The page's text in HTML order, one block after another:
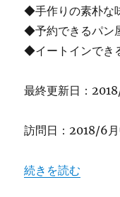
◆手作りの素朴な
◆予約できるパン
◆イートインでき
最終更新日：
訪問日：2018/6
“【長野】松本市
続きを読む